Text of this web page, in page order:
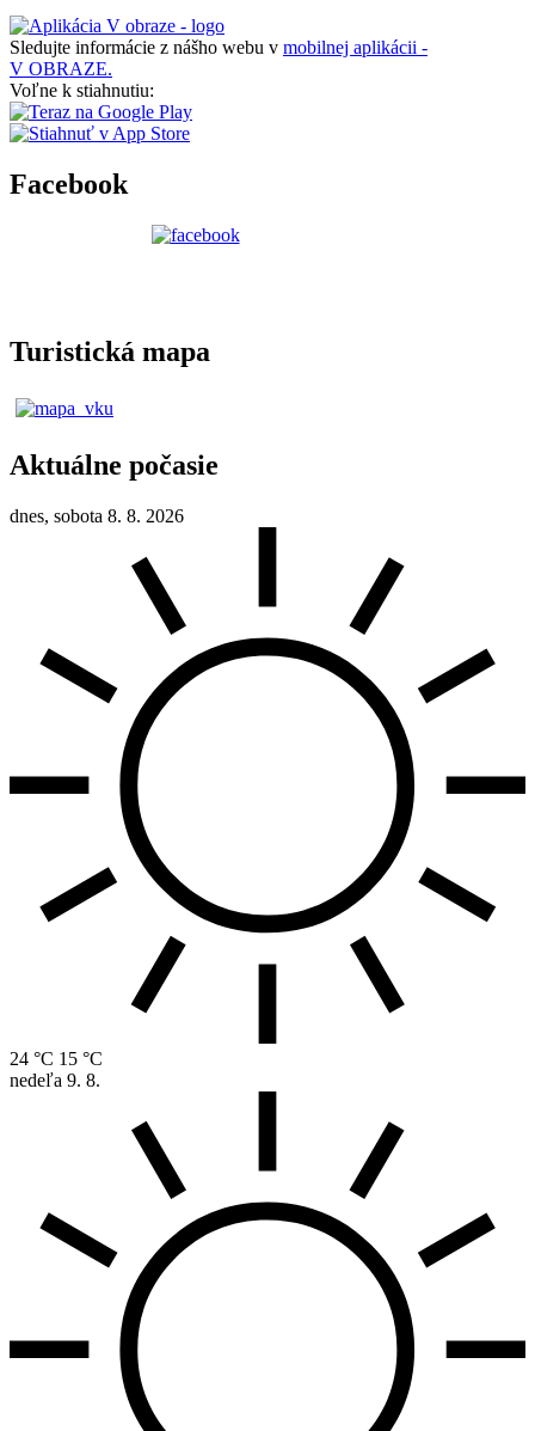
Sledujte informácie z nášho webu v mobilnej aplikácii -
V OBRAZE.
Voľne k stiahnutiu:
Facebook
Turistická mapa
Aktuálne počasie
dnes, sobota 8. 8. 2026
24 °C 15 °C
nedeľa 9. 8.